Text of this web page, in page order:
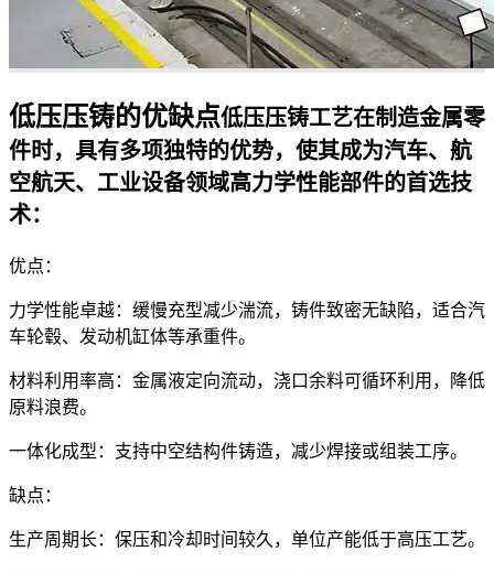
​低压压铸的优缺点低压压铸工艺在制造金属零
件时，具有多项独特的优势，使其成为汽车、航
空航天、工业设备领域高力学性能部件的首选技
术：
优点：
​力学性能卓越：缓慢充型减少湍流，铸件致密无缺陷，适合汽
车轮毂、发动机缸体等承重件。
​材料利用率高：金属液定向流动，浇口余料可循环利用，降低
原料浪费。
​一体化成型：支持中空结构件铸造，减少焊接或组装工序。
缺点：
​生产周期长：保压和冷却时间较久，单位产能低于高压工艺。